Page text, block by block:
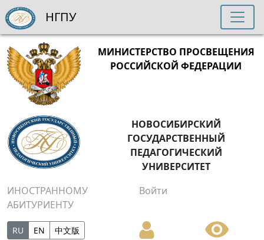
МИНИСТЕРСТВО ПРОСВЕЩЕНИЯ
РОССИЙСКОЙ ФЕДЕРАЦИИ
НОВОСИБИРСКИЙ
ГОСУДАРСТВЕННЫЙ
ПЕДАГОГИЧЕСКИЙ
УНИВЕРСИТЕТ
ИНОСТРАННОМУ
АБИТУРИЕНТУ
Войти
RU EN 中文版
НГПУ